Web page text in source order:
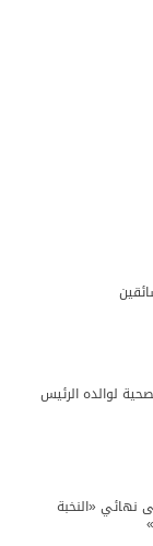
لوالده الرئيس
نهائي «النخبة